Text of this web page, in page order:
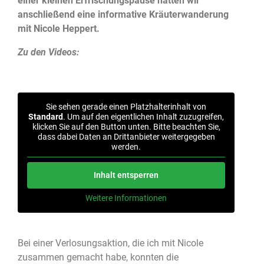
anschließend eine informative Kräuterwanderung
mit Nicole Heppert.
Zu den Videos:
Sie sehen gerade einen Platzhalterinhalt von
Standard. Um auf den eigentlichen Inhalt zuzugreifen,
klicken Sie auf den Button unten. Bitte beachten Sie,
dass dabei Daten an Drittanbieter weitergegeben
werden.
Inhalt entsperren
Weitere Informationen
Bei einer Verlosungsaktion, die ich mit Nicole
zusammen gemacht habe, konnten die